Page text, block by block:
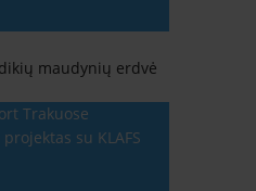
maudynių erdvė